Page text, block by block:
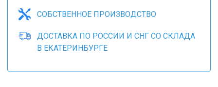
СОБСТВЕННОЕ ПРОИЗВОДСТВО
ДОСТАВКА ПО РОССИИ И СНГ СО СКЛАДА
В ЕКАТЕРИНБУРГЕ